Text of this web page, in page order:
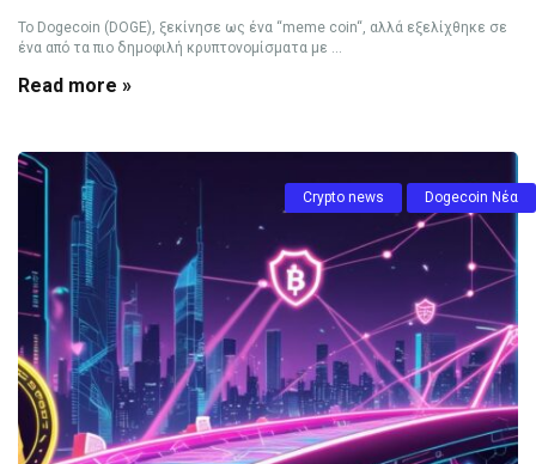
Το Dogecoin (DOGE), ξεκίνησε ως ένα “meme coin“, αλλά εξελίχθηκε σε
ένα από τα πιο δημοφιλή κρυπτονομίσματα με ...
Read more »
Crypto news Dogecoin Νέα